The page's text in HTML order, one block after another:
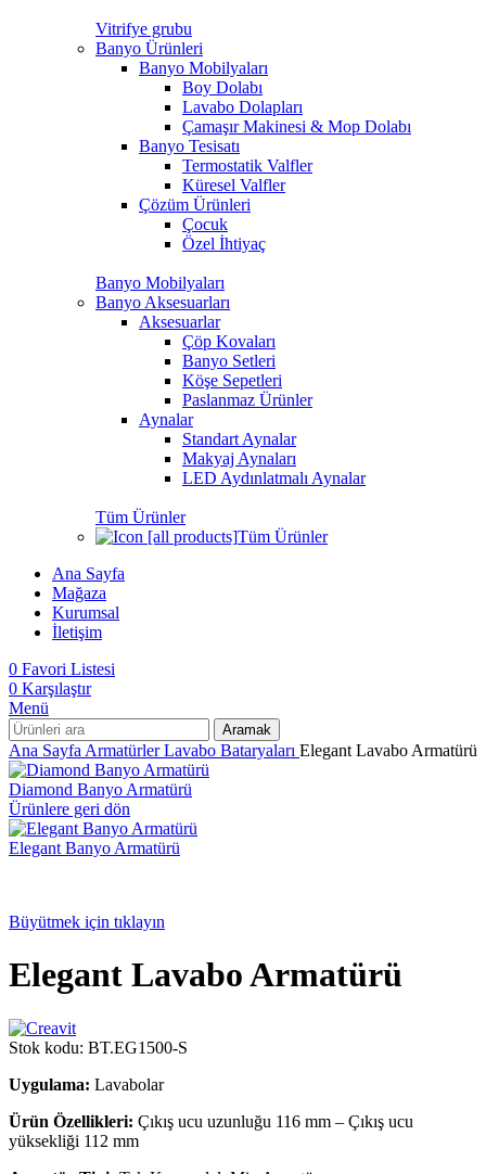
Vitrifye grubu
Banyo Ürünleri
Banyo Mobilyaları
Boy Dolabı
Lavabo Dolapları
Çamaşır Makinesi & Mop Dolabı
Banyo Tesisatı
Termostatik Valfler
Küresel Valfler
Çözüm Ürünleri
Çocuk
Özel İhtiyaç
Banyo Mobilyaları
Banyo Aksesuarları
Aksesuarlar
Çöp Kovaları
Banyo Setleri
Köşe Sepetleri
Paslanmaz Ürünler
Aynalar
Standart Aynalar
Makyaj Aynaları
LED Aydınlatmalı Aynalar
Tüm Ürünler
Tüm Ürünler
Ana Sayfa
Mağaza
Kurumsal
İletişim
0 Favori Listesi
0 Karşılaştır
Menü
Aramak
Ana Sayfa ArmatürlerLavabo Bataryaları Elegant Lavabo Armatürü
Diamond Banyo Armatürü
Ürünlere geri dön
Elegant Banyo Armatürü
Büyütmek için tıklayın
Elegant Lavabo Armatürü
Stok kodu: BT.EG1500-S
Uygulama: Lavabolar
Ürün Özellikleri: Çıkış ucu uzunluğu 116 mm – Çıkış ucu
yüksekliği 112 mm